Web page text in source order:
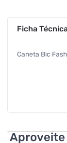
Ficha
Caneta Bic